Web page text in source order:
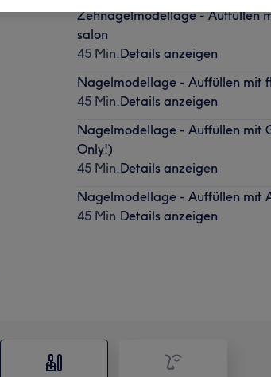
Zehnagelmodellage - Auffüllen
salon
45 Min.Details anzeigen
Nagelmodellage - Auffüllen mit
45 Min.Details anzeigen
Nagelmodellage - Auffüllen mit
Only!)
45 Min.Details anzeigen
Nagelmodellage - Auffüllen mit
45 Min.Details anzeigen